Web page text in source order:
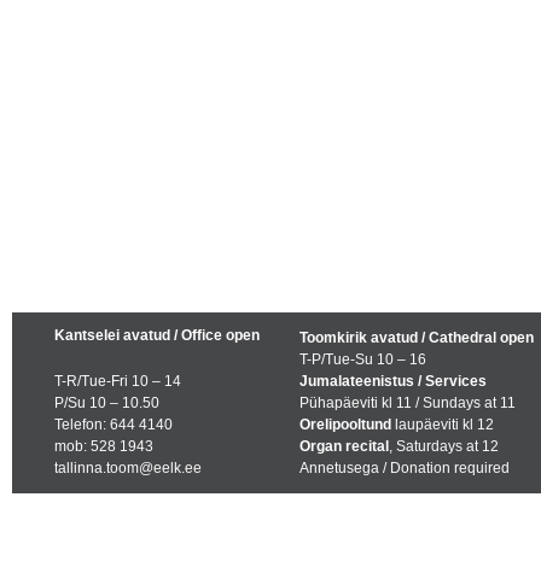
Kantselei avatud / Office open
T-R/Tue-Fri 10 – 14
P/Su 10 – 10.50
Telefon: 644 4140
mob: 528 1943
tallinna.toom@eelk.ee
Toomkirik avatud / Cathedral open
T-P/Tue-Su 10 – 16
Jumalateenistus / Services
Pühapäeviti kl 11 / Sundays at 11
Orelipooltund laupäeviti kl 12
Organ recital , Saturdays at 12
Annetusega / Donation required